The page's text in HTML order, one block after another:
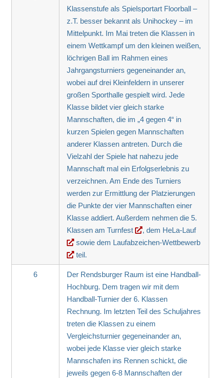
Klassenstufe als Spielsportart Floorball –
z.T. besser bekannt als Unihockey – im
Mittelpunkt. Im Mai treten die Klassen in
einem Wettkampf um den kleinen weißen,
löchrigen Ball im Rahmen eines
Jahrgangsturniers gegeneinander an,
wobei auf drei Kleinfeldern in unserer
großen Sporthalle gespielt wird. Jede
Klasse bildet vier gleich starke
Mannschaften, die im „4 gegen 4“ in
kurzen Spielen gegen Mannschaften
anderer Klassen antreten. Durch die
Vielzahl der Spiele hat nahezu jede
Mannschaft mal ein Erfolgserlebnis zu
verzeichnen. Am Ende des Turniers
werden zur Ermittlung der Platzierungen
die Punkte der vier Mannschaften einer
Klasse addiert. Außerdem nehmen die 5.
Klassen am Turnfest , dem HeLa-Lauf
sowie dem Laufabzeichen-Wettbewerb
teil.
6
Der Rendsburger Raum ist eine Handball-
Hochburg. Dem tragen wir mit dem
Handball-Turnier der 6. Klassen
Rechnung. Im letzten Teil des Schuljahres
treten die Klassen zu einem
Vergleichsturnier gegeneinander an,
wobei jede Klasse vier gleich starke
Mannschafen ins Rennen schickt, die
jeweils gegen 6-8 Mannschaften der